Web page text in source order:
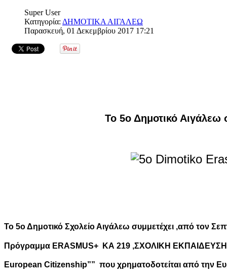
Super User
Κατηγορία: ΔΗΜΟΤΙΚΑ ΑΙΓΑΛΕΩ
Παρασκευή, 01 Δεκεμβρίου 2017 17:21
Το 5ο Δημοτικό Αιγάλεω
Το 5ο Δημοτικό Σχολείο Αιγάλεω συμμετέχει ,από τον
Πρόγραμμα ERASMUS+ ΚΑ 219 ,ΣΧΟΛΙΚΗ ΕΚΠΑΙΔΕΥΣΗ
European Citizenship”” που χρηματοδοτείται από την